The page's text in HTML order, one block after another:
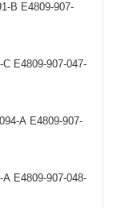
B E4809-907-
C E4809-907-047-
A E4809-907-
A E4809-907-048-